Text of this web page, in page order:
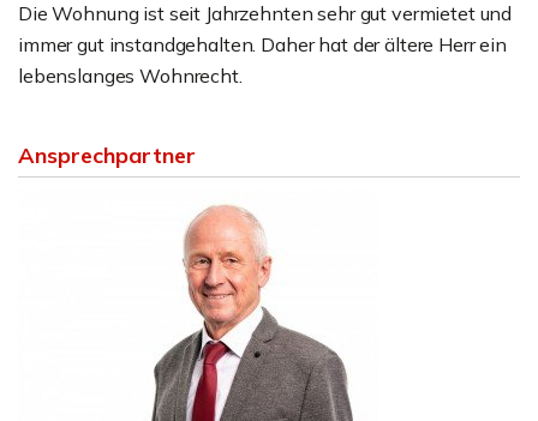
Die Wohnung ist seit Jahrzehnten sehr gut vermietet und
immer gut instandgehalten. Daher hat der ältere Herr ein
lebenslanges Wohnrecht.
Ansprechpartner